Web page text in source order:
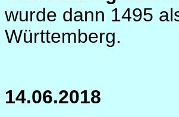
wurde dann 1495
Württemberg.
14.06.2018